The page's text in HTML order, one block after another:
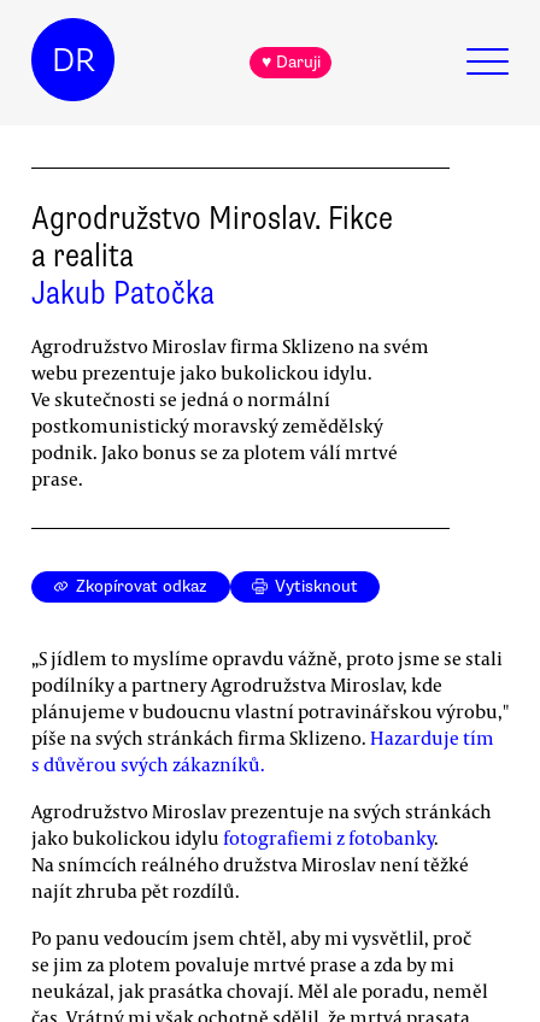
DR ♥ Daruji
Agrodružstvo Miroslav. Fikce
a realita
Jakub Patočka
Agrodružstvo Miroslav firma Sklizeno na svém
webu prezentuje jako bukolickou idylu.
Ve skutečnosti se jedná o normální
postkomunistický moravský zemědělský
podnik. Jako bonus se za plotem válí mrtvé
prase.
Zkopírovat odkaz Vytisknout
„S jídlem to myslíme opravdu vážně, proto jsme se stali
podílníky a partnery Agrodružstva Miroslav, kde
plánujeme v budoucnu vlastní potravinářskou výrobu,"
píše na svých stránkách firma Sklizeno. Hazarduje tím
s důvěrou svých zákazníků.
Agrodružstvo Miroslav prezentuje na svých stránkách
jako bukolickou idylu fotografiemi z fotobanky.
Na snímcích reálného družstva Miroslav není těžké
najít zhruba pět rozdílů.
Po panu vedoucím jsem chtěl, aby mi vysvětlil, proč
se jim za plotem povaluje mrtvé prase a zda by mi
neukázal, jak prasátka chovají. Měl ale poradu, neměl